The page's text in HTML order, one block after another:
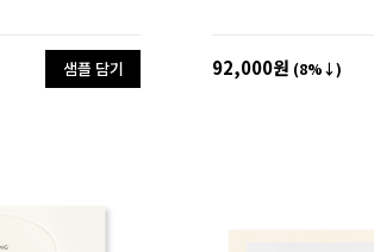
샘플 담기 92,000원 (8%↓)